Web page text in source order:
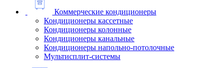
Коммерческие кондиционеры
Кондиционеры кассетные
Кондиционеры колонные
Кондиционеры канальные
Кондиционеры напольно-потолочные
Мультисплит-системы